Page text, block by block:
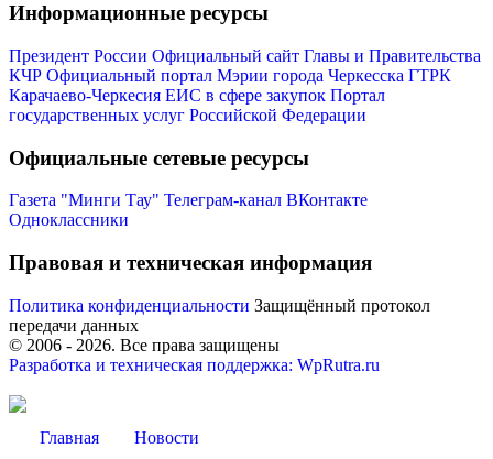
Информационные ресурсы
Президент России Официальный сайт Главы и Правительства
КЧР Официальный портал Мэрии города Черкесска ГТРК
Карачаево-Черкесия ЕИС в сфере закупок Портал
государственных услуг Российской Федерации
Официальные сетевые ресурсы
Газета "Минги Тау" Телеграм-канал ВКонтакте
Одноклассники
Правовая и техническая информация
Политика конфиденциальности Защищённый протокол
передачи данных
© 2006 - 2026. Все права защищены
Разработка и техническая поддержка: WpRutra.ru
Главная Новости